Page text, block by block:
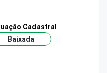
Cadastral
Baixada